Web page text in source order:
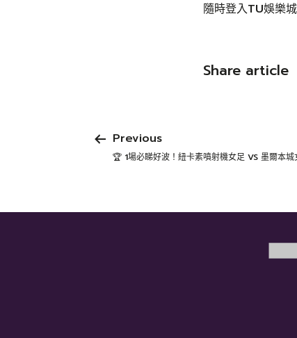
隨時登入TU娛樂城
Share article
Previous
🏆 1場必睇好波！紐卡素噴射機女足 VS 墨爾本